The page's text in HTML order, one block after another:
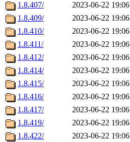
1.8.407/
2023-06-22 19:06
1.8.409/
2023-06-22 19:06
1.8.410/
2023-06-22 19:06
1.8.411/
2023-06-22 19:06
1.8.412/
2023-06-22 19:06
1.8.414/
2023-06-22 19:06
1.8.415/
2023-06-22 19:06
1.8.416/
2023-06-22 19:06
1.8.417/
2023-06-22 19:06
1.8.419/
2023-06-22 19:06
1.8.422/
2023-06-22 19:06